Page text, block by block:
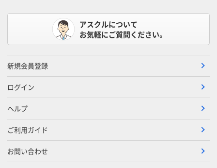
アスクルについて
お気軽にご質問ください。
新規会員登録
ログイン
ヘルプ
ご利用ガイド
お問い合わせ